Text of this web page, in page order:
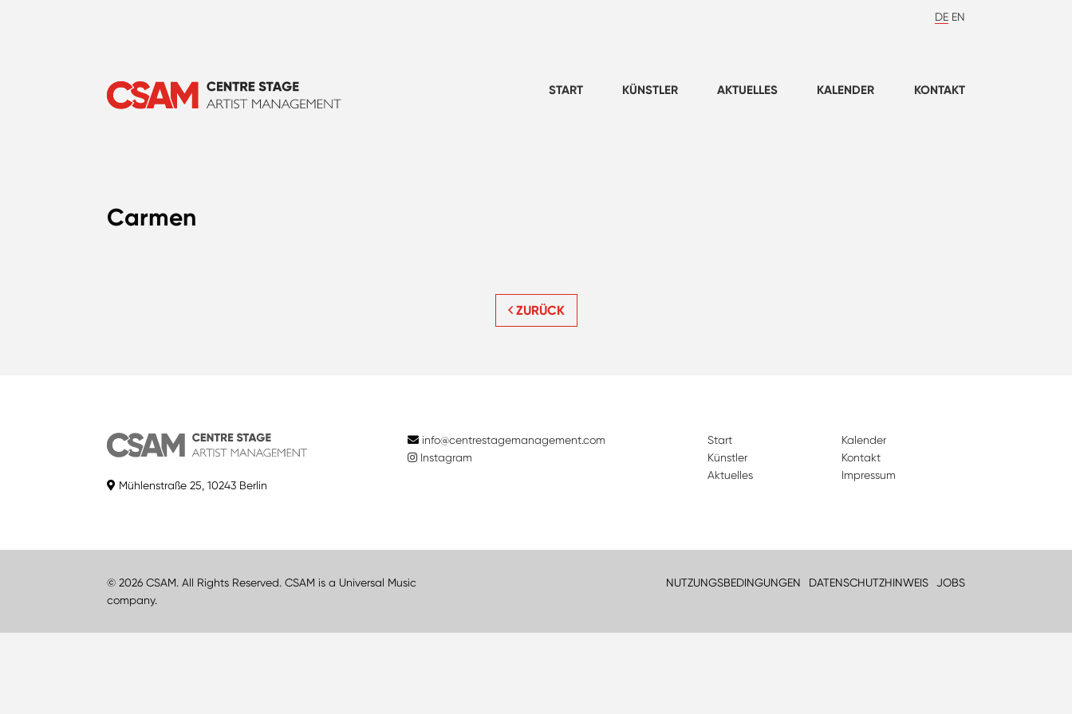
DE EN
START KÜNSTLER AKTUELLES KALENDER KONTAKT
Carmen
ZURÜCK
Mühlenstraße 25, 10243 Berlin
info@centrestagemanagement.com
Instagram
Start
Künstler
Aktuelles
Kalender
Kontakt
Impressum
© 2026 CSAM. All Rights Reserved. CSAM is a Universal Music
company.
NUTZUNGSBEDINGUNGEN DATENSCHUTZHINWEIS JOBS